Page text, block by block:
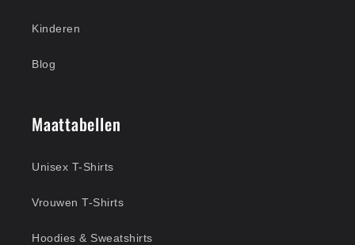
Kinderen
Blog
Maattabellen
Unisex T-Shirts
Vrouwen T-Shirts
Hoodies & Sweatshirts